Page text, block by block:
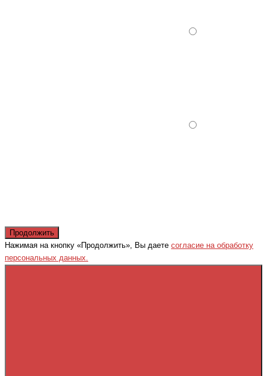
Продолжить
Нажимая на кнопку «Продолжить», Вы даете согласие на обработку
персональных данных.